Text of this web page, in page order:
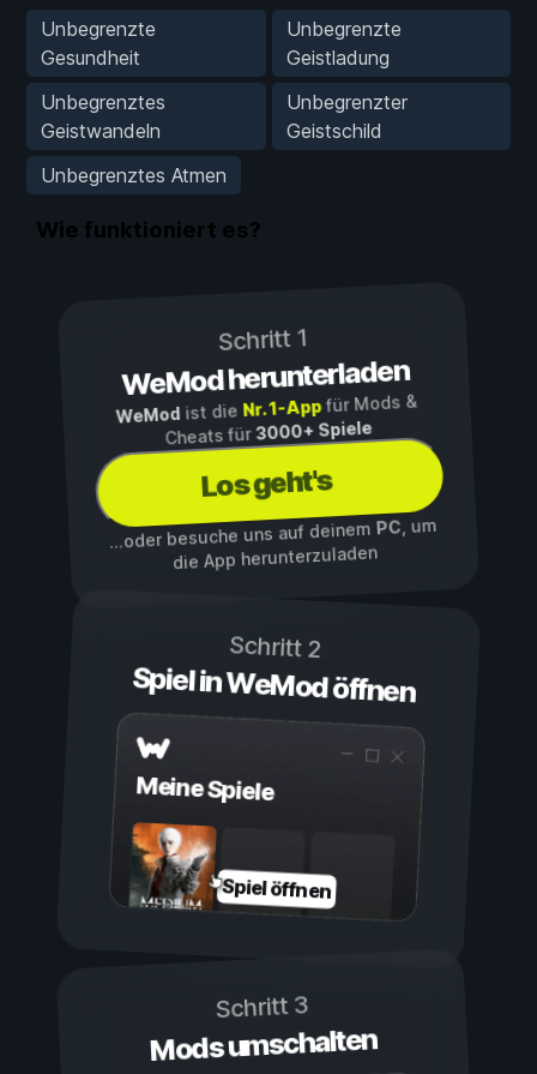
Unbegrenzte
Gesundheit
Unbegrenzte
Geistladung
Unbegrenztes
Geistwandeln
Unbegrenzter
Geistschild
Unbegrenztes Atmen
Wie funktioniert es?
Schritt 1
WeMod herunterladen
WeMod ist die Nr. 1-Appfür Mods &
Cheats für3000+ Spiele
Los geht's
...oder besuche uns auf deinemPC, um
die App herunterzuladen
Schritt 2
Spiel in WeMod öffnen
Meine Spiele
Spiel öffnen
Schritt 3
Mods umschalten